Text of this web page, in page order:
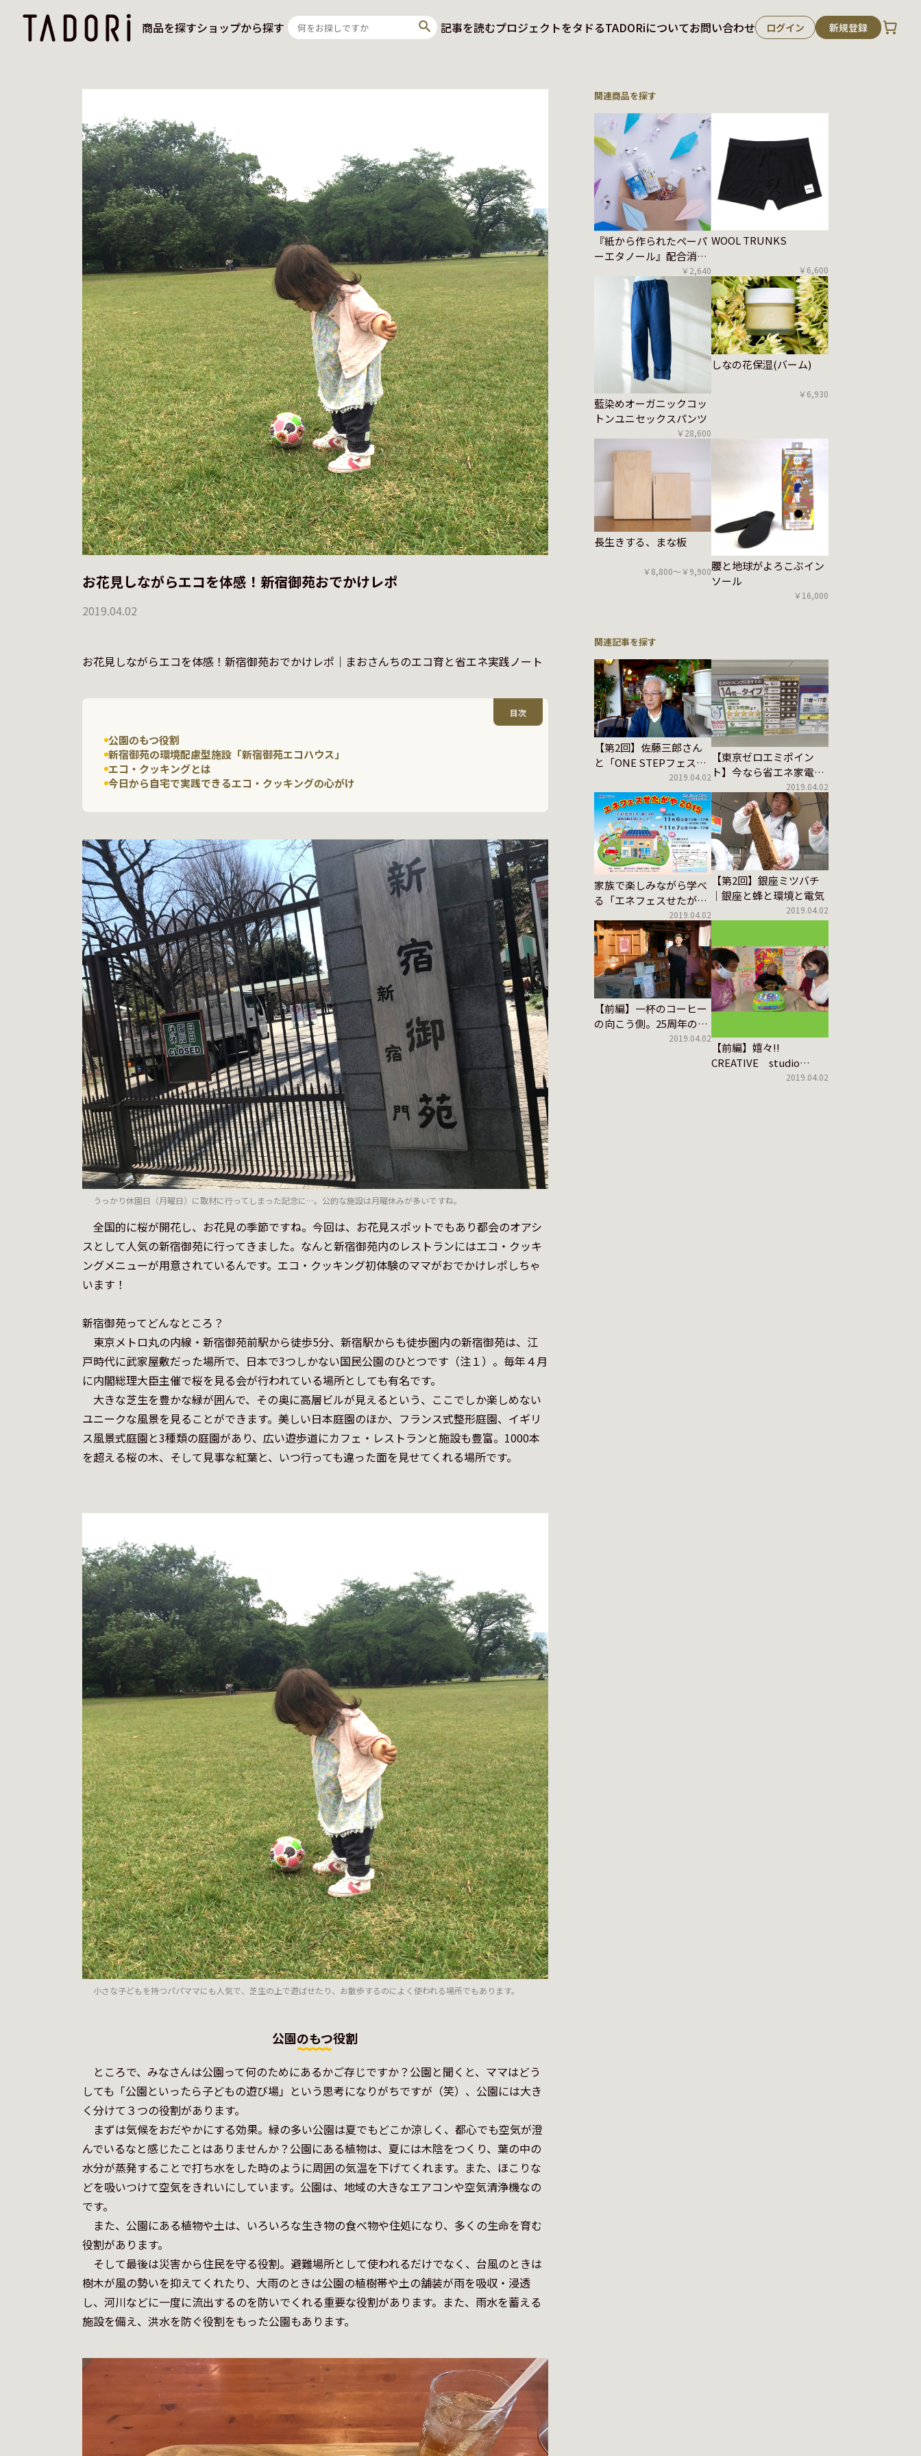
商品を探すショップから探す 記事を読むプロジェクトをタドるTADORiについてお問い合わせ ログイン 新規登録
お花見しながらエコを体感！新宿御苑おでかけレポ
2019.04.02
目次
公園のもつ役割
新宿御苑の環境配慮型施設「新宿御苑エコハウス」
エコ・クッキングとは
今日から自宅で実践できるエコ・クッキングの心がけ
うっかり休園日（月曜日）に取材に行ってしまった記念に…。公的な施設は月曜休みが多いですね。
全国的に桜が開花し、お花見の季節ですね。今回は、お花見スポットでもあり都会のオアシ
スとして人気の新宿御苑に行ってきました。なんと新宿御苑内のレストランにはエコ・クッキ
ングメニューが用意されているんです。エコ・クッキング初体験のママがおでかけレポしちゃ
います！
新宿御苑ってどんなところ？
東京メトロ丸の内線・新宿御苑前駅から徒歩5分、新宿駅からも徒歩圏内の新宿御苑は、江
戸時代に武家屋敷だった場所で、日本で3つしかない国民公園のひとつです（注１）。毎年４月
に内閣総理大臣主催で桜を見る会が行われている場所としても有名です。
大きな芝生を豊かな緑が囲んで、その奥に高層ビルが見えるという、ここでしか楽しめない
ユニークな風景を見ることができます。美しい日本庭園のほか、フランス式整形庭園、イギリ
ス風景式庭園と3種類の庭園があり、広い遊歩道にカフェ・レストランと施設も豊富。1000本
を超える桜の木、そして見事な紅葉と、いつ行っても違った面を見せてくれる場所です。
小さな子どもを持つパパママにも人気で、芝生の上で遊ばせたり、お散歩するのによく使われる場所でもあります。
公園のもつ役割
ところで、みなさんは公園って何のためにあるかご存じですか？公園と聞くと、ママはどう
しても「公園といったら子どもの遊び場」という思考になりがちですが（笑）、公園には大き
く分けて３つの役割があります。
まずは気候をおだやかにする効果。緑の多い公園は夏でもどこか涼しく、都心でも空気が澄
んでいるなと感じたことはありませんか？公園にある植物は、夏には木陰をつくり、葉の中の
水分が蒸発することで打ち水をした時のように周囲の気温を下げてくれます。また、ほこりな
どを吸いつけて空気をきれいにしています。公園は、地域の大きなエアコンや空気清浄機なの
です。
また、公園にある植物や土は、いろいろな生き物の食べ物や住処になり、多くの生命を育む
役割があります。
そして最後は災害から住民を守る役割。避難場所として使われるだけでなく、台風のときは
樹木が風の勢いを抑えてくれたり、大雨のときは公園の植樹帯や土の舗装が雨を吸収・浸透
し、河川などに一度に流出するのを防いでくれる重要な役割があります。また、雨水を蓄える
施設を備え、洪水を防ぐ役割をもった公園もあります。
関連商品を探す
『紙から作られたペーパ
ーエタノール』配合消毒
ジェル 30ml 3本セット
￥2,640
WOOL TRUNKS
￥6,600
藍染めオーガニックコッ
トンユニセックスパンツ
￥28,600
しなの花保湿(バーム)
￥6,930
長生きする、まな板
￥8,800〜￥9,900腰と地球がよろこぶイン
ソール
￥16,000
関連記事を探す
【第2回】佐藤三郎さん
と「ONE STEPフェステ
2019.04.02
【東京ゼロエミポイン
ト】今なら省エネ家電へ
の買い換えがお得！2019.04.02
家族で楽しみながら学べ
る「エネフェスせたがや
2019.04.02
【第2回】銀座ミツバチ
｜銀座と蜂と環境と電気
2019.04.02
【前編】一杯のコーヒー
の向こう側。25周年の
SlowCoffeeをタドる2019.04.02
【前編】嬉々!!
CREATIVE studio
COOCAと北澤桃子さん
2019.04.02